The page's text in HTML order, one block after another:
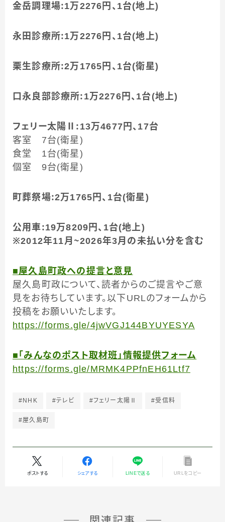
金岳調理場：1万2276円、1台(地上)
永田診療所：1万2276円、1台(地上)
栗生診療所：2万1765円、1台(衛星)
口永良部診療所：1万2276円、1台(地上)
フェリー太陽Ⅱ：13万4677円、17台
客室 7台(衛星)
食堂 1台(衛星)
個室 9台(衛星)
町葬祭場：2万1765円、1台(衛星)
公用車：19万8209円、1台(地上)
※2012年11月～2026年3月の未払い分を含む
■屋久島町政への提言と意見
屋久島町政について、読者からのご提言やご意
見をお待ちしています。以下URLのフォームから
投稿をお願いいたします。
https://forms.gle/4jwVGJ144BYUYESYA
■「みんなのポスト取材班」情報提供フォーム
https://forms.gle/MRMK4PPfnEH61Ltf7
#NHK #テレビ #フェリー太陽Ⅱ #受信料
#屋久島町
ポストする シェアする LINEで送る URLをコピー